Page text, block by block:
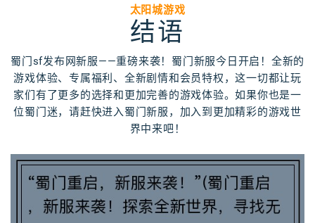
太阳城游戏
结语
蜀门sf发布网新服——重磅来袭！蜀门新服今日开启！全新的
游戏体验、专属福利、全新剧情和会员特权，这一切都让玩
家们有了更多的选择和更加完善的游戏体验。如果你也是一
位蜀门迷，请赶快进入蜀门新服，加入到更加精彩的游戏世
界中来吧！